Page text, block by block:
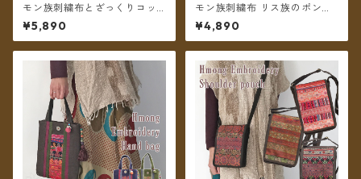
モン族刺繍布とざっくりコッ
トン ボールチャームのショル
ダーポーチ ＊メール便送料無
料＊
¥5,890
モン族刺繍布 リス族のポンポ
ンのサコッシュ ショルダーポ
ーチ ＊メール便送料無料＊
¥4,890